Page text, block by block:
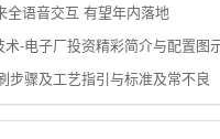
全语音交互 有望年内落地
-电子厂投资精彩简介与配置图
步骤及工艺指引与标准及常不良